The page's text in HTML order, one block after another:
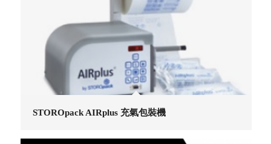
STOROpack AIRplus 充氣包裝機